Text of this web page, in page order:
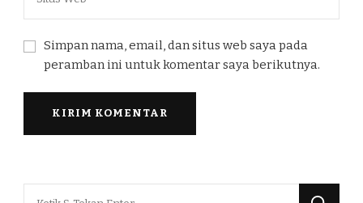
Simpan nama, email, dan situs web saya pada
peramban ini untuk komentar saya berikutnya.